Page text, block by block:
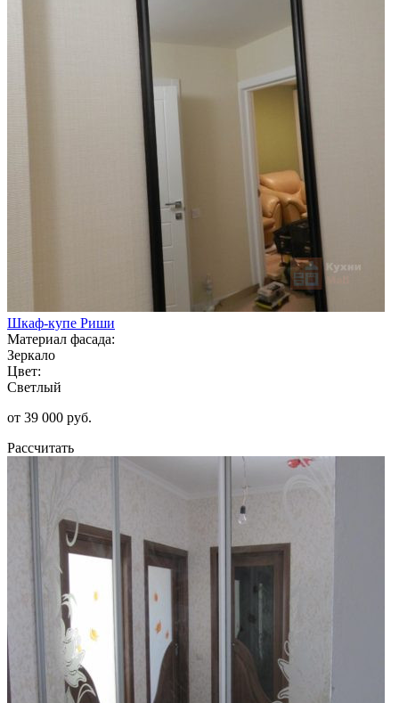
Шкаф-купе Риши
Материал фасада:
Зеркало
Цвет:
Светлый
от 39 000 руб.
Рассчитать